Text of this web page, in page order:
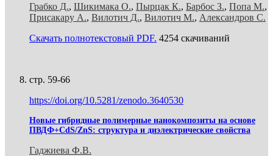
Грабко Д., Шикимака О., Пырцак К., Барбос З., Попа М.,
Присакару А., Вилотич Д., Вилотич М., Александров С.
Скачать полнотекстовый PDF. 4254 скачиваний
стр. 59-66
https://doi.org/10.5281/zenodo.3640530
Новые гибридные полимерные нанокомпозиты на основе
ПВДФ+CdS/ZnS: структура и диэлектрические свойства
Гаджиева Ф.В.